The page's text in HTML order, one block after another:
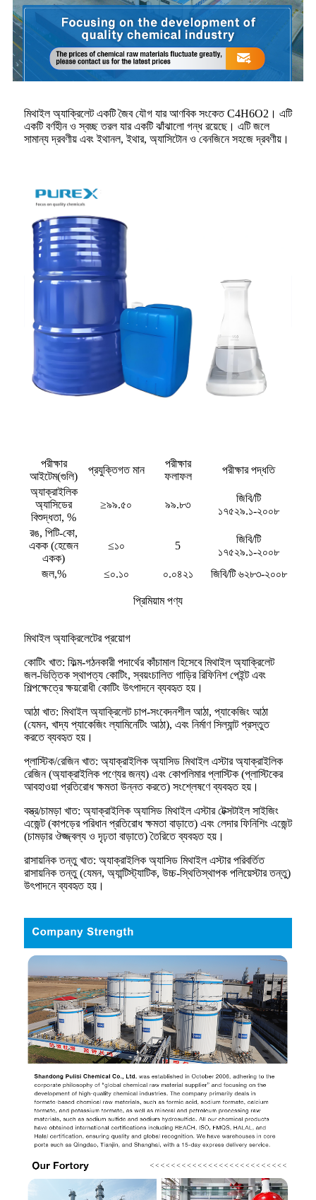
মিথাইল অ্যাক্রিলেট একটি জৈব যৌগ যার আণবিক সংকেত C4H6O2। এটি
একটি বর্ণহীন ও স্বচ্ছ তরল যার একটি ঝাঁঝালো গন্ধ রয়েছে। এটি জলে
সামান্য দ্রবণীয় এবং ইথানল, ইথার, অ্যাসিটোন ও বেনজিনে সহজে দ্রবণীয়।
পরীক্ষার
আইটেম(গুলি)
প্রযুক্তিগত মান
পরীক্ষার
ফলাফল
পরীক্ষার পদ্ধতি
অ্যাক্রাইলিক
অ্যাসিডের
বিশুদ্ধতা, %
≥৯৯.৫০ ৯৯.৮৩
জিবি/টি
১৭৫২৯.১-২০০৮
রঙ, পিটি-কো,
একক (হেজেন
একক)
≤১০ 5
জিবি/টি
১৭৫২৯.১-২০০৮
জল,%
≤০.১০ ০.০৪২১ জিবি/টি ৬২৮৩-২০০৮
প্রিমিয়াম পণ্য
মিথাইল অ্যাক্রিলেটের প্রয়োগ
কোটিং খাত: ফিল্ম-গঠনকারী পদার্থের কাঁচামাল হিসেবে মিথাইল অ্যাক্রিলেট
জল-ভিত্তিক স্থাপত্য কোটিং, স্বয়ংচালিত গাড়ির রিফিনিশ পেইন্ট এবং
শিল্পক্ষেত্রে ক্ষয়রোধী কোটিং উৎপাদনে ব্যবহৃত হয়।
আঠা খাত: মিথাইল অ্যাক্রিলেট চাপ-সংবেদনশীল আঠা, প্যাকেজিং আঠা
(যেমন, খাদ্য প্যাকেজিং ল্যামিনেটিং আঠা), এবং নির্মাণ সিল্যান্ট প্রস্তুত
করতে ব্যবহৃত হয়।
প্লাস্টিক/রেজিন খাত: অ্যাক্রাইলিক অ্যাসিড মিথাইল এস্টার অ্যাক্রাইলিক
রেজিন (অ্যাক্রাইলিক পণ্যের জন্য) এবং কোপলিমার প্লাস্টিক (প্লাস্টিকের
আবহাওয়া প্রতিরোধ ক্ষমতা উন্নত করতে) সংশ্লেষণে ব্যবহৃত হয়।
বস্ত্র/চামড়া খাত: অ্যাক্রাইলিক অ্যাসিড মিথাইল এস্টার টেক্সটাইল সাইজিং
এজেন্ট (কাপড়ের পরিধান প্রতিরোধ ক্ষমতা বাড়াতে) এবং লেদার ফিনিশিং এজেন্ট
(চামড়ার ঔজ্জ্বল্য ও দৃঢ়তা বাড়াতে) তৈরিতে ব্যবহৃত হয়।
রাসায়নিক তন্তু খাত: অ্যাক্রাইলিক অ্যাসিড মিথাইল এস্টার পরিবর্তিত
রাসায়নিক তন্তু (যেমন, অ্যান্টিস্ট্যাটিক, উচ্চ-স্থিতিস্থাপক পলিয়েস্টার তন্তু)
উৎপাদনে ব্যবহৃত হয়।